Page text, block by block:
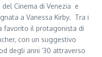
Cinema di Venezia e
a Vanessa Kirby. Tra i
favorito il protagonista di
con un suggestivo
degli anni ’30 attraverso